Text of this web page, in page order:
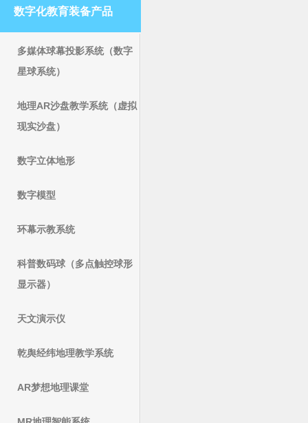
数字化教育装备产品
多媒体球幕投影系统（数字
星球系统）
地理AR沙盘教学系统（虚拟
现实沙盘）
数字立体地形
数字模型
环幕示教系统
科普数码球（多点触控球形
显示器）
天文演示仪
乾舆经纬地理教学系统
AR梦想地理课堂